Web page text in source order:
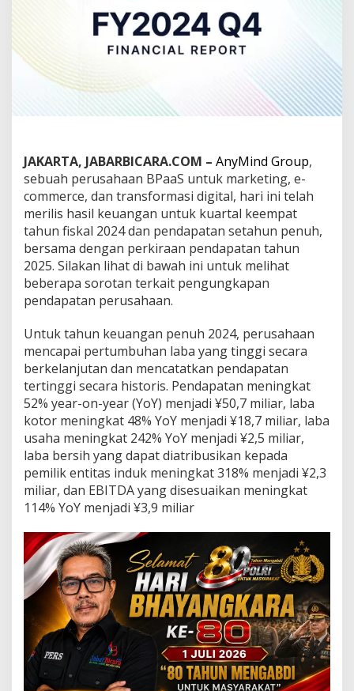
i
l
i
s
e
d
a
t
a
n
Q
4
2
0
2
4
d
n
p
e
n
d
a
p
a
t
a
n
s
e
t
a
h
u
n
p
e
n
u
JAKARTA, JABARBICARA.COM – AnyMind Group,
sebuah perusahaan BPaaS untuk marketing, e-
commerce, dan transformasi digital, hari ini telah
merilis hasil keuangan untuk kuartal keempat
tahun fiskal 2024 dan pendapatan setahun penuh,
bersama dengan perkiraan pendapatan tahun
2025. Silakan lihat di bawah ini untuk melihat
beberapa sorotan terkait pengungkapan
pendapatan perusahaan.
Untuk tahun keuangan penuh 2024, perusahaan
mencapai pertumbuhan laba yang tinggi secara
berkelanjutan dan mencatatkan pendapatan
tertinggi secara historis. Pendapatan meningkat
52% year-on-year (YoY) menjadi ¥50,7 miliar, laba
kotor meningkat 48% YoY menjadi ¥18,7 miliar, laba
usaha meningkat 242% YoY menjadi ¥2,5 miliar,
laba bersih yang dapat diatribusikan kepada
pemilik entitas induk meningkat 318% menjadi ¥2,3
miliar, dan EBITDA yang disesuaikan meningkat
114% YoY menjadi ¥3,9 miliar